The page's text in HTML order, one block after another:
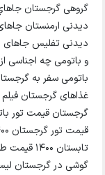
گروهی گرجستان
دیدنی ارمنستان
دیدنی تفلیس
و باتومی چه اجناسی
باتومی سفر به
غذاهای گرجستان
تابستان
گوشی در گرجستان